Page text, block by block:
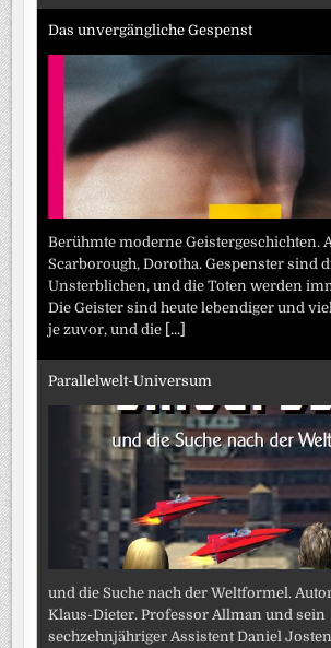
Das unvergängliche Gespenst
Berühmte moderne Geistergeschichten.
Scarborough, Dorotha. Gespenster sind
Unsterblichen, und die Toten werden
Die Geister sind heute lebendiger und
je zuvor, und die [...]
Parallelwelt-Universum
und die Suche nach der Weltformel.
Klaus-Dieter. Professor Allman und sein
sechzehnjähriger Assistent Daniel